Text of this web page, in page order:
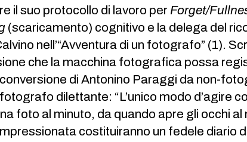
il suo protocollo di lavoro perForget/
(scaricamento) cognitivo e la delega del
nell’“Avventura di un fotografo” (1).
che la macchina fotografica possa
di Antonino Paraggi da non-
dilettante: “L’unico modo d’agire
foto al minuto, da quando apre gli occhi
costituiranno un fedele diario